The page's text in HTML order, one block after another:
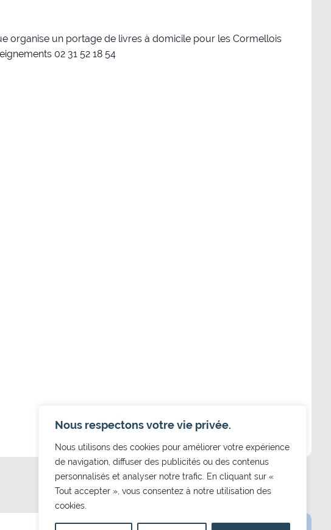
Nous respectons votre vie privée.
Nous utilisons des cookies pour améliorer votre expérience
de navigation, diffuser des publicités ou des contenus
personnalisés et analyser notre trafic. En cliquant sur «
Tout accepter », vous consentez à notre utilisation des
cookies.
organise un portage de livres à domicile pour les Cormellois
02 31 52 18 54